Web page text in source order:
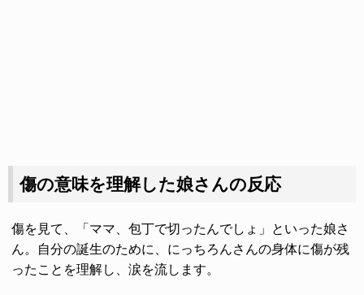
傷の意味を理解した娘さんの反応
傷を見て、「ママ、包丁で切ったんでしょ」といった娘さ
ん。自分の誕生のために、にっちろんさんの身体に傷が残
ったことを理解し、涙を流します。